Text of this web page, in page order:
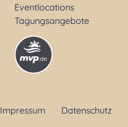
Eventlocations
Tagungsangebote
Impressum Datenschutz